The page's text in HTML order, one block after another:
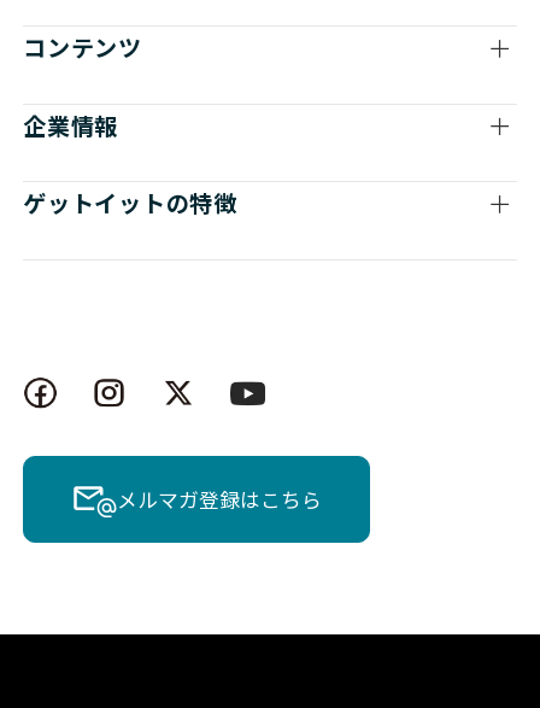
コンテンツ
企業情報
ゲットイットの特徴
メルマガ登録はこちら